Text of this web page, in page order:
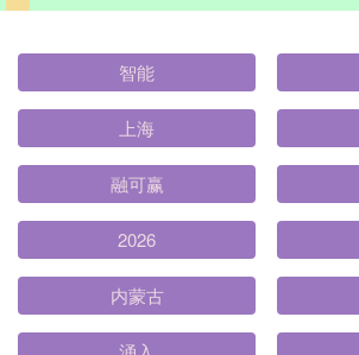
智能
上海
融可赢
2026
内蒙古